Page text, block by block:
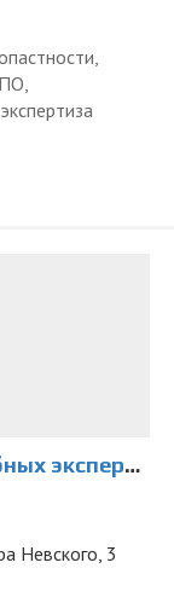
Александра Невского
Невского, 3